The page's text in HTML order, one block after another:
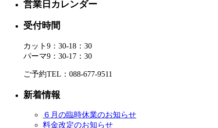
営業日カレンダー
受付時間
カット9：30-18：30
パーマ9：30-17：30
ご予約TEL：088-677-9511
新着情報
６月の臨時休業のお知らせ
料金改定のお知らせ